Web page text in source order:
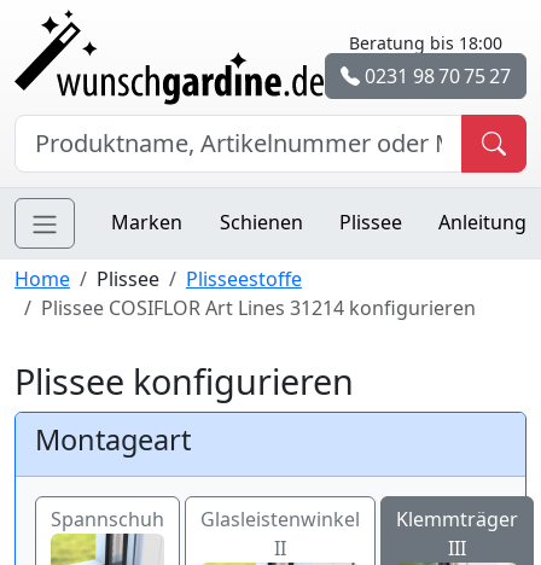
Beratung bis 18:00
0231 98 70 75 27
Marken Schienen Plissee Anleitung
Home Plissee
Plisseestoffe
Plissee COSIFLOR Art Lines 31214 konfigurieren
Plissee konfigurieren
Montageart
Spannschuh
Glasleistenwinkel
II
Klemmträger
III